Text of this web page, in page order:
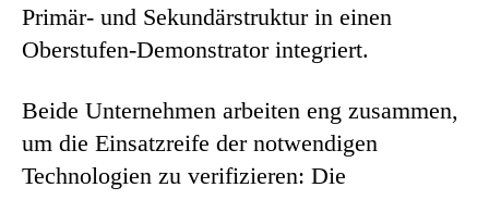
Primär- und Sekundärstruktur in einen
Oberstufen-Demonstrator integriert.
Beide Unternehmen arbeiten eng zusammen,
um die Einsatzreife der notwendigen
Technologien zu verifizieren: Die